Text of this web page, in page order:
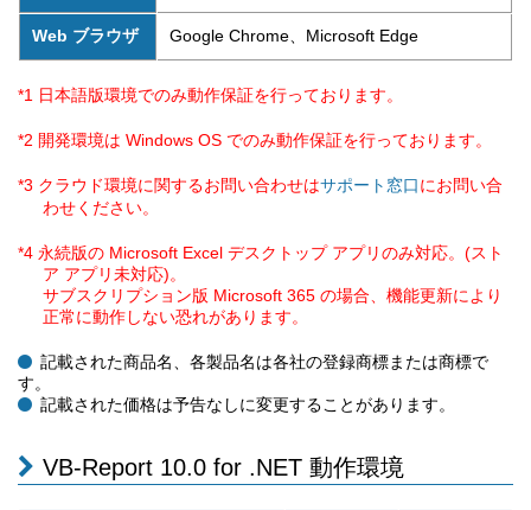
Web ブラウザ Google Chrome、Microsoft Edge
*1 日本語版環境でのみ動作保証を行っております。
*2 開発環境は Windows OS でのみ動作保証を行っております。
*3 クラウド環境に関するお問い合わせはサポート窓口にお問い合
わせください。
*4 永続版の Microsoft Excel デスクトップ アプリのみ対応。(スト
ア アプリ未対応)。
サブスクリプション版 Microsoft 365 の場合、機能更新により
正常に動作しない恐れがあります。
記載された商品名、各製品名は各社の登録商標または商標で
す。
記載された価格は予告なしに変更することがあります。
VB-Report 10.0 for .NET 動作環境